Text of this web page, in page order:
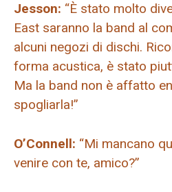
Jesson: “È stato molto
East saranno la band al
alcuni negozi di dischi.
forma acustica, è stato
Ma la band non è affatto
spogliarla!”
O’Connell: “Mi mancano
venire con te, amico?”